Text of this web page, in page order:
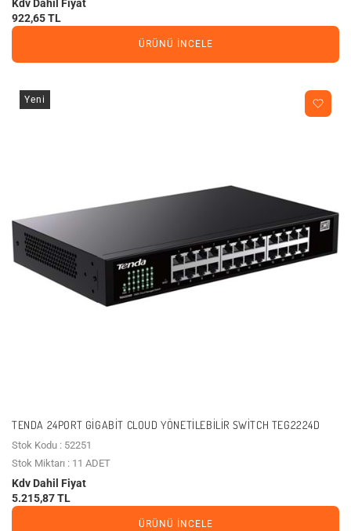
Kdv Dahil Fiyat
922,65 TL
ÜRÜNÜ İNCELE
Yeni
TENDA 24PORT GIGABIT CLOUD YÖNETILEBILIR SWITCH TEG2224D
Stok Kodu : 52251
Stok Miktarı : 11 ADET
Kdv Dahil Fiyat
5.215,87 TL
ÜRÜNÜ İNCELE